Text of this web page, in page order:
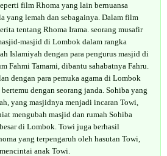
film Rhoma yang lain bernuansa
yang lemah dan sebagainya. Dalam film
tentang Rhoma Irama. seorang musafir
masjid di Lombok dalam rangka
Islamiyah dengan para pengurus masjid di
Fahmi Tamami, dibantu sahabatnya Fahru.
dengan para pemuka agama di Lombok
dengan seorang janda. Sohiba yang
yang masjidnya menjadi incaran Towi,
mengubah masjid dan rumah Sohiba
di Lombok. Towi juga berhasil
yang terpengaruh oleh hasutan Towi,
anak Towi.